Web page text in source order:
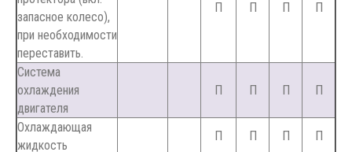
запасное колесо),
при необходимости
переставить.
П П П П
Система
охлаждения
двигателя
П П П П
Охлаждающая
жидкость
П П П П